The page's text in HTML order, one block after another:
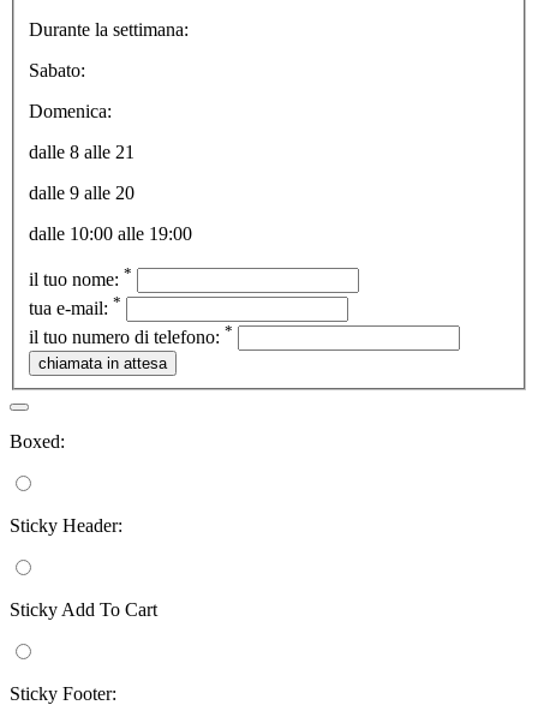
Durante la settimana:
Sabato:
Domenica:
dalle 8 alle 21
dalle 9 alle 20
dalle 10:00 alle 19:00
il tuo nome: *
tua e-mail: *
il tuo numero di telefono: *
Boxed:
Sticky Header:
Sticky Add To Cart
Sticky Footer: